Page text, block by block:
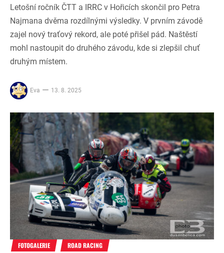
Letošní ročník ČTT a IRRC v Hořicích skončil pro Petra
Najmana dvěma rozdílnými výsledky. V prvním závodě
zajel nový traťový rekord, ale poté přišel pád. Naštěstí
mohl nastoupit do druhého závodu, kde si zlepšil chuť
druhým místem.
Eva 13. 8. 2025
FOTOGALERIE ROAD RACING